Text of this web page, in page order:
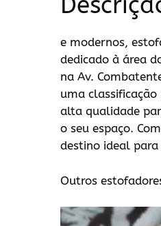
e modernos,
dedicado à área
na Av.
uma
alta qualidade
o seu espaço.
destino ideal
Outros